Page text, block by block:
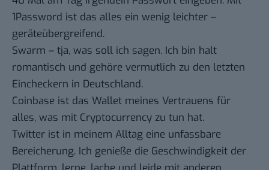
1Password ist das alles ein wenig leichter –
geräteübergreifend.
Swarm – tja, was soll ich sagen. Ich bin halt
romantisch und gehöre vermutlich zu den letzten
Eincheckern in Deutschland.
Coinbase ist das Wallet meines Vertrauens für
alles, was mit Cryptocurrency zu tun hat.
Twitter ist in meinem Alltag eine unfassbare
Bereicherung. Ich genieße die Geschwindigkeit der